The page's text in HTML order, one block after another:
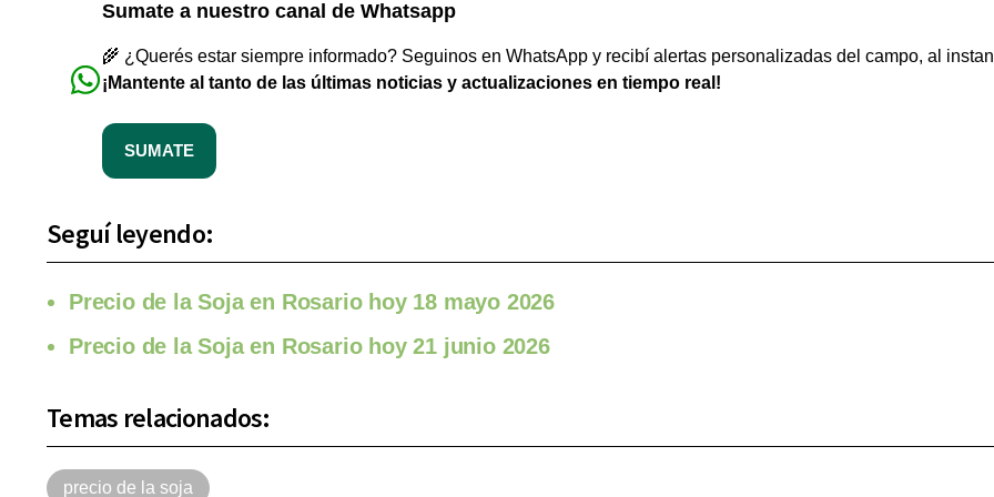
Sumate a nuestro canal de Whatsapp
🌾 ¿Querés estar siempre informado? Seguinos en WhatsApp y recibí alertas personalizadas del campo, al
¡Mantente al tanto de las últimas noticias y actualizaciones en tiempo real!
SUMATE
Seguí leyendo:
Precio de la Soja en Rosario hoy 18 mayo 2026
Precio de la Soja en Rosario hoy 21 junio 2026
Temas relacionados:
precio de la soja